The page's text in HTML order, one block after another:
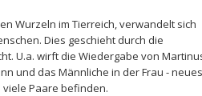
Wurzeln im Tierreich, verwandelt sich
Dies geschieht durch die
U.a. wirft die Wiedergabe von
und das Männliche in der Frau - neues
Paare befinden.